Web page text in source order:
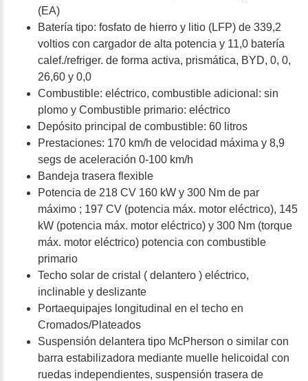
(EA)
Batería tipo: fosfato de hierro y litio (LFP) de 339,2
voltios con cargador de alta potencia y 11,0 batería
calef./refriger. de forma activa, prismática, BYD, 0, 0,
26,60 y 0,0
Combustible: eléctrico, combustible adicional: sin
plomo y Combustible primario: eléctrico
Depósito principal de combustible: 60 litros
Prestaciones: 170 km/h de velocidad máxima y 8,9
segs de aceleración 0-100 km/h
Bandeja trasera flexible
Potencia de 218 CV 160 kW y 300 Nm de par
máximo ; 197 CV (potencia máx. motor eléctrico), 145
kW (potencia máx. motor eléctrico) y 300 Nm (torque
máx. motor eléctrico) potencia con combustible
primario
Techo solar de cristal ( delantero ) eléctrico,
inclinable y deslizante
Portaequipajes longitudinal en el techo en
Cromados/Plateados
Suspensión delantera tipo McPherson o similar con
barra estabilizadora mediante muelle helicoidal con
ruedas independientes, suspensión trasera de